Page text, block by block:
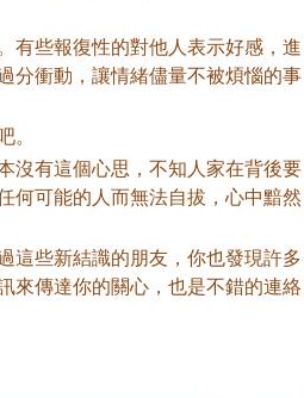
有些報復性的對他人表示好感，進
分衝動，讓情緒儘量不被煩惱的事
沒有這個心思，不知人家在背後要
何可能的人而無法自拔，心中黯然
這些新結識的朋友，你也發現許多
來傳達你的關心，也是不錯的連絡